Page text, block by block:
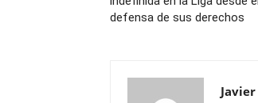
defensa de sus derechos